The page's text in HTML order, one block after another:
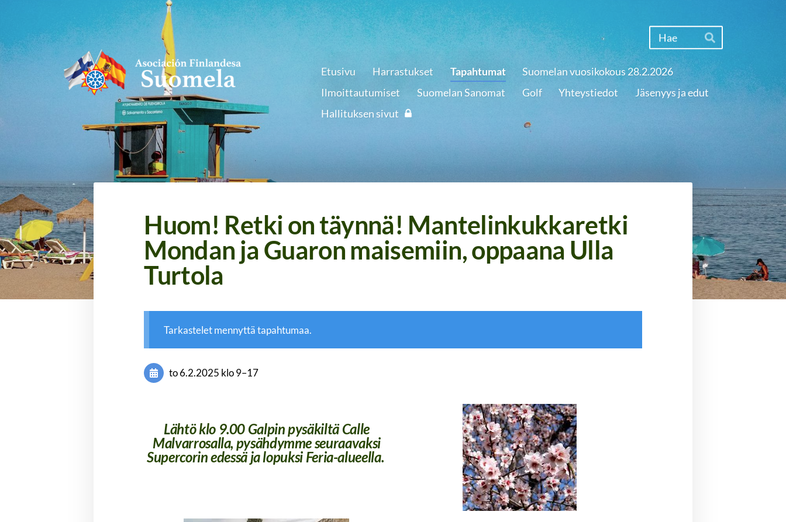
sisältöön
Hae
Asociación Finlandesa Suomela Etusivu Harrastukset Tapahtumat
Suomelan vuosikokous 28.2.2026
Ilmoittautumiset
Suomelan Sanomat Golf Yhteystiedot
Jäsenyys ja edut
Hallituksen sivut
Huom! Retki on täynnä! Mantelinkukkaretki
Mondan ja Guaron maisemiin, oppaana Ulla
Turtola
Tarkastelet mennyttä tapahtumaa.
to 6.2.2025 klo 9–17
Lähtö klo 9.00 Galpin pysäkiltä Calle
Malvarrosalla, pysähdymme seuraavaksi
Supercorin edessä ja lopuksi Feria-alueella.